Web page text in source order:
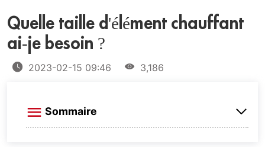
Quelle taille d'élément chauffant
ai-je besoin ?
2023-02-15 09:46 3,186
Sommaire